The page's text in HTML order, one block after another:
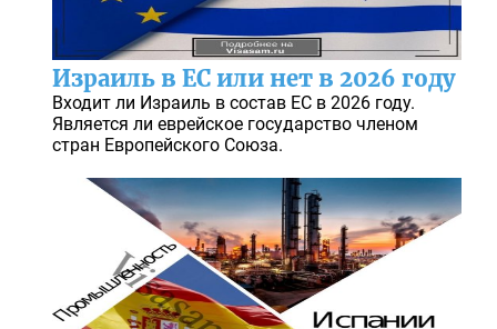
Израиль в ЕС или нет в 2026 году
Входит ли Израиль в состав ЕС в 2026 году.
Является ли еврейское государство членом
стран Европейского Союза.